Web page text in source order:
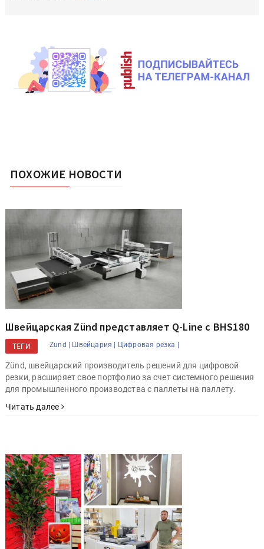
ПОХОЖИЕ НОВОСТИ
Швейцарская Zünd представляет Q-Line с BHS180
ТЕГИ Zund | Швейцария | Цифровая резка |
Zünd, швейцарский производитель решений для цифровой
резки, расширяет свое портфолио за счет системного решения
для промышленного производства с паллеты на паллету.
Читать далее